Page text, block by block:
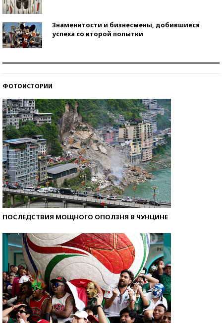
Знаменитости и бизнесмены, добившиеся
успеха со второй попытки
ФОТОИСТОРИИ
ПОСЛЕДСТВИЯ МОЩНОГО ОПОЛЗНЯ В ЧУНЦИНЕ